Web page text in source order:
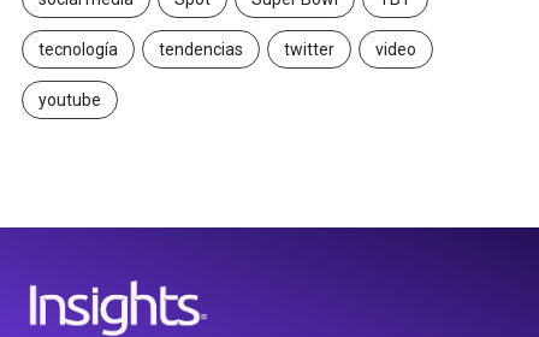
tecnología tendencias twitter video
youtube